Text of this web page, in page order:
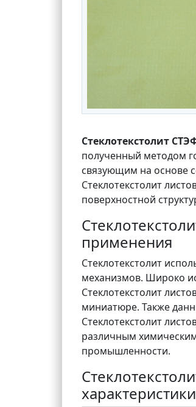
Стеклотекстолит
полученный методом
связующим на основе
Стеклотекстолит
поверхностной
применения
Стеклотекстолит
механизмов. Широко
Стеклотекстолит
миниатюре. Также
Стеклотекстолит
различным
промышленности.
характеристики